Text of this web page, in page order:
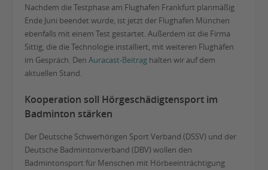
Nachdem die Testphase am Flughafen Frankfurt planmäßig
Ende Juni beendet wurde, ist jetzt der Flughafen München
ebenfalls mit einem Test gestartet. Außerdem ist die Firma
Sittig, die die Technologie installiert, mit weiteren Flughäfen
im Gespräch. Den Auracast-Beitrag halten wir auf dem
aktuellen Stand.
Kooperation soll Hörgeschädigtensport im
Badminton stärken
Der Deutsche Schwerhörigen Sport Verband (DSSV) und der
Deutsche Badmintonverband (DBV) wollen den
Badmintonsport für Menschen mit Hörbeeinträchtigung